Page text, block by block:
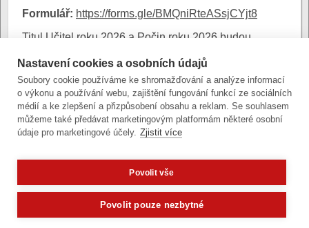
Formulář: https://forms.gle/BMQniRteASsjCYjt8
Titul Učitel roku 2026 a Počin roku 2026 budou
2026 v Moravském divadle Olomouc.
Příloha
Učitel roku 2026 - leták
Články a fotografie lze kopírovat jen se svolením provozovatele
vývoj|správa obsahu| design:Rency
Nastavení cookies a osobních údajů
Soubory cookie používáme ke shromažďování a analýze informací
o výkonu a používání webu, zajištění fungování funkcí ze sociálních
médií a ke zlepšení a přizpůsobení obsahu a reklam. Se souhlasem
můžeme také předávat marketingovým platformám některé osobní
údaje pro marketingové účely. Zjistit více
Povolit vše
Povolit pouze nezbytné
Potřebujete poradit?Zeptejte se n